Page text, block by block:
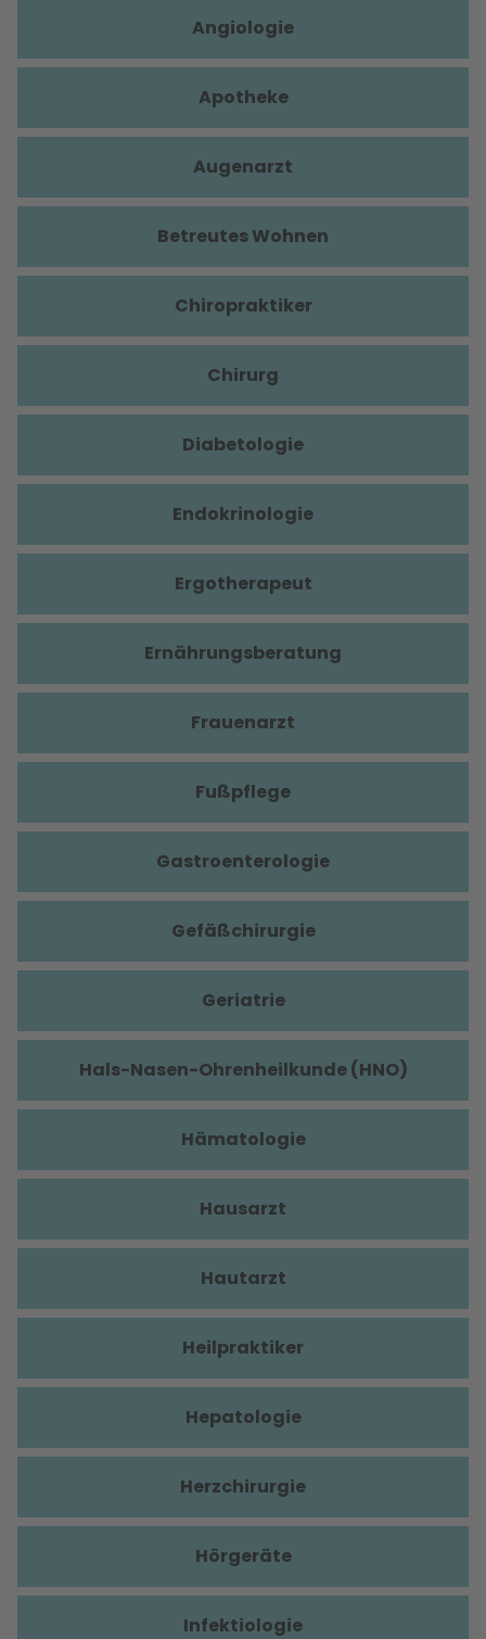
Angiologie
Apotheke
Augenarzt
Betreutes Wohnen
Chiropraktiker
Chirurg
Diabetologie
Endokrinologie
Ergotherapeut
Ernährungsberatung
Frauenarzt
Fußpflege
Gastroenterologie
Gefäßchirurgie
Geriatrie
Hals-Nasen-Ohrenheilkunde (HNO)
Hämatologie
Hausarzt
Hautarzt
Heilpraktiker
Hepatologie
Herzchirurgie
Hörgeräte
Infektiologie